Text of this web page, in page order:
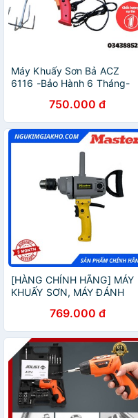
Máy Khuấy Sơn Bả ACZ
6116 -Bảo Hành 6 Tháng-
750.000 đ
[HÀNG CHÍNH HÃNG] MÁY
KHUẤY SƠN, MÁY ĐÁNH
MST 16-01 1200W
769.000 đ